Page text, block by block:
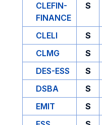
CLEFIN-
FINANCE
S
CLELI S
CLMG
S
DES-ESS
S
DSBA
S
EMIT
S